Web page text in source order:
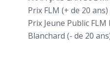
Prix FLM (+ de 20 ans)
Prix Jeune Public
Blanchard (- de 20